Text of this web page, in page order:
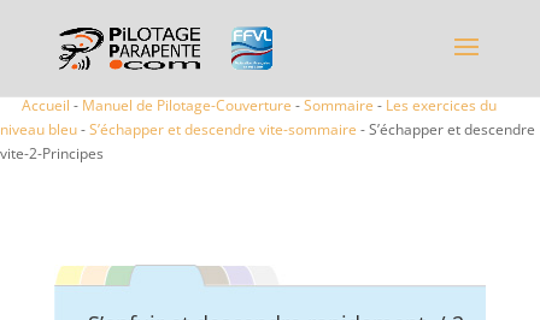
Accueil - Manuel de Pilotage-Couverture -Sommaire - Les exercices du
niveau bleu-S’échapper et descendre vite-sommaire - S’échapper et descendre
vite-2-Principes